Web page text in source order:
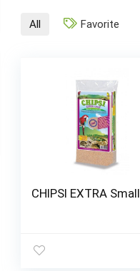
All Favorite
CHIPSI EXTRA Small